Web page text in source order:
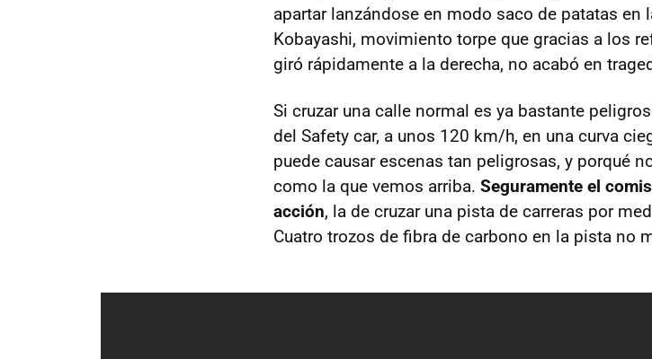
apartar lanzándose en modo saco de patatas
Kobayashi, movimiento torpe que gracias a los
giró rápidamente a la derecha, no acabó en
Si cruzar una calle normal es ya bastante
del Safety car, a unos 120 km/h, en una curva
puede causar escenas tan peligrosas, y porqué
como la que vemos arriba. Seguramente el
acción, la de cruzar una pista de carreras por
Cuatro trozos de fibra de carbono en la pista no